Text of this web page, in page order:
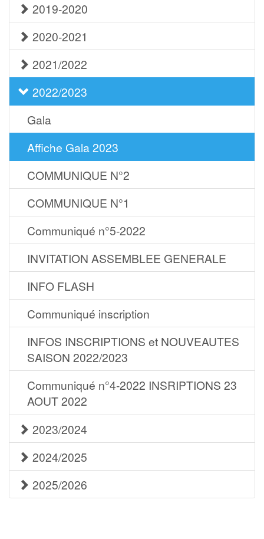
2019-2020
2020-2021
2021/2022
2022/2023
Gala
Affiche Gala 2023
COMMUNIQUE N°2
COMMUNIQUE N°1
Communiqué n°5-2022
INVITATION ASSEMBLEE GENERALE
INFO FLASH
Communiqué inscription
INFOS INSCRIPTIONS et NOUVEAUTES
SAISON 2022/2023
Communiqué n°4-2022 INSRIPTIONS 23
AOUT 2022
2023/2024
2024/2025
2025/2026